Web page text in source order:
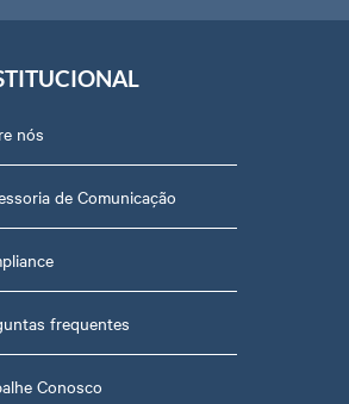
nós
de Comunicação
frequentes
Conosco